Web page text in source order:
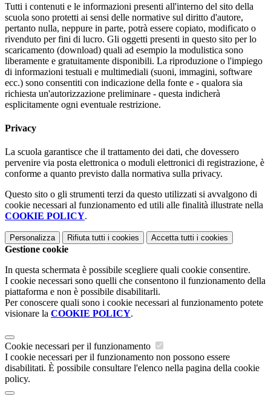
Tutti i contenuti e le informazioni presenti all'interno del sito della
scuola sono protetti ai sensi delle normative sul diritto d'autore,
pertanto nulla, neppure in parte, potrà essere copiato, modificato o
rivenduto per fini di lucro. Gli oggetti presenti in questo sito per lo
scaricamento (download) quali ad esempio la modulistica sono
liberamente e gratuitamente disponibili. La riproduzione o l'impiego
di informazioni testuali e multimediali (suoni, immagini, software
ecc.) sono consentiti con indicazione della fonte e - qualora sia
richiesta un'autorizzazione preliminare - questa indicherà
esplicitamente ogni eventuale restrizione.
Privacy
La scuola garantisce che il trattamento dei dati, che dovessero
pervenire via posta elettronica o moduli elettronici di registrazione, è
conforme a quanto previsto dalla normativa sulla privacy.
Questo sito o gli strumenti terzi da questo utilizzati si avvalgono di
cookie necessari al funzionamento ed utili alle finalità illustrate nella
COOKIE POLICY.
Personalizza Rifiuta tutti i cookies Accetta tutti i cookies
Gestione cookie
In questa schermata è possibile scegliere quali cookie consentire.
I cookie necessari sono quelli che consentono il funzionamento della
piattaforma e non è possibile disabilitarli.
Per conoscere quali sono i cookie necessari al funzionamento potete
visionare la COOKIE POLICY.
Cookie necessari per il funzionamento
I cookie necessari per il funzionamento non possono essere
disabilitati. È possibile consultare l'elenco nella pagina della cookie
policy.